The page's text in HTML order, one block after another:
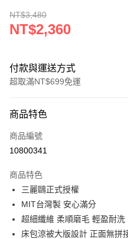
NT$3,480
NT$2,360
付款與運送方式
超取滿NT$699免運
信用卡一次付款
超商取貨付款
Apple Pay
街口支付
悠遊付
商品特色
商品編號
10800341
商品特色
三麗鷗正式授權
MIT台灣製 安心滿分
超細纖維 柔順磨毛 輕盈耐洗
床包涼被大版設計 正面無拼